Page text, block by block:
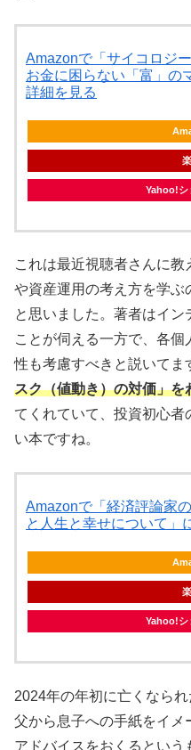
Amazonで「サイコロジ
お金に困らない「富」の
詳細を見る
Yahoo!シ
これは最近視聴者さんに
や資産運用の考え方を学
と思いました。著者はイ
ことが伺える一方で、各
性も考慮すべきと説いてま
スク（値動き）の対価」
てくれていて、投資初心者
い本ですね。
Amazonで「経済評論家
と人生と幸せについて」
Yahoo!シ
2024年の年初に亡くなられ
父から息子への手紙をイ
アドバイスをおくるとい